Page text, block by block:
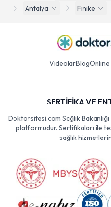
Antalya
Finike
VideolarBlogOnline
SERTİFİKA VE
Doktorsitesi.com Sağlık
platformudur. Sertifikaları ile
sağlık